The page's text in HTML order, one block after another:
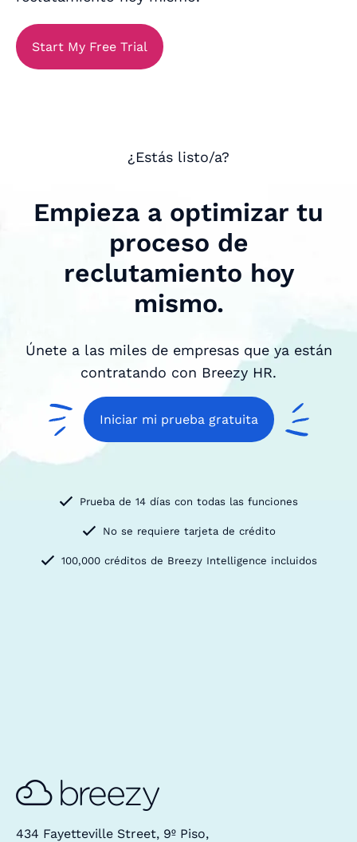
Start My Free Trial
¿Estás listo/a?
Empieza a optimizar tu
proceso de
reclutamiento hoy
mismo.
Únete a las miles de empresas que ya están
contratando con Breezy HR.
Iniciar mi prueba gratuita
Prueba de 14 días con todas las funciones
No se requiere tarjeta de crédito
100,000 créditos de Breezy Intelligence incluidos
434 Fayetteville Street, 9º Piso,